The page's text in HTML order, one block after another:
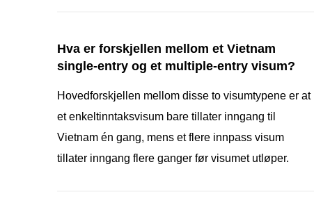
Hva er forskjellen mellom et Vietnam
single-entry og et multiple-entry visum?
Hovedforskjellen mellom disse to visumtypene er at
et enkeltinntaksvisum bare tillater inngang til
Vietnam én gang, mens et flere innpass visum
tillater inngang flere ganger før visumet utløper.